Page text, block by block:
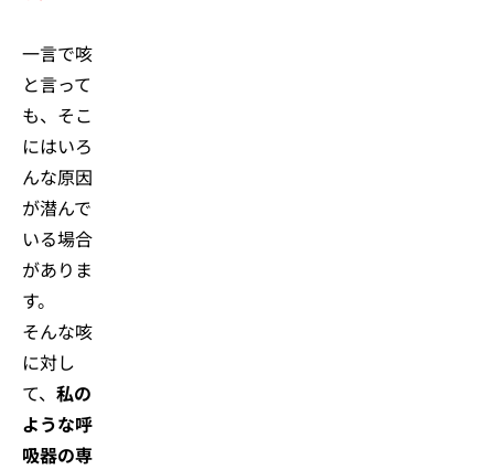
一言で咳
と言って
も、そこ
にはいろ
んな原因
が潜んで
いる場合
がありま
す。
そんな咳
に対し
て、 私の
ような呼
吸器の専